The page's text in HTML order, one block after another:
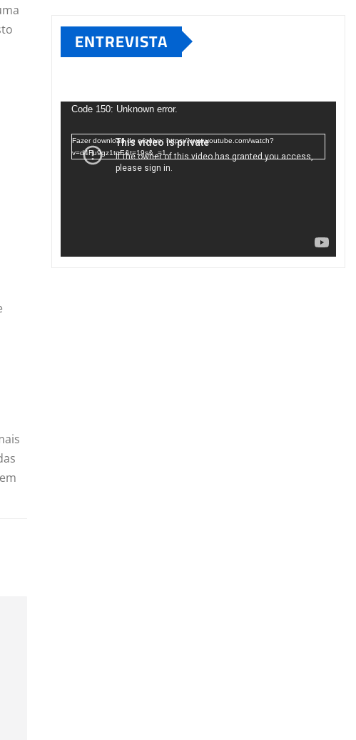
ENTREVISTA
deCode 150: Unknown error.
Fazer download do arquivo: https://www.youtube.com/watch?
v=d4Fu9gz1tqE&t=19s&_=1